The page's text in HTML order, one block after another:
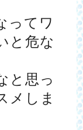
ってワ
と危な
と思っ
メしま